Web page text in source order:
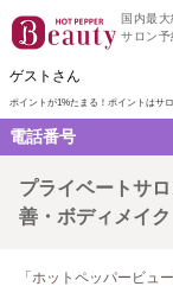
国内最
サロン予
ゲストさん
ポイントが1%たまる！ ポイントはサ
電話番号
プライベートサ
善・ボディメイク
「ホットペッパービュ